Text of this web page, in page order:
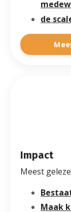
de
Impact
Meest
Maak